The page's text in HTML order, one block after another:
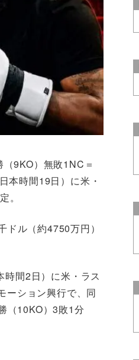
9KO）無敗1NC＝
本時間19日）に米・
。
ル（約4750万円）
間2日）に米・ラス
ーション興行で、同
（10KO）3敗1分